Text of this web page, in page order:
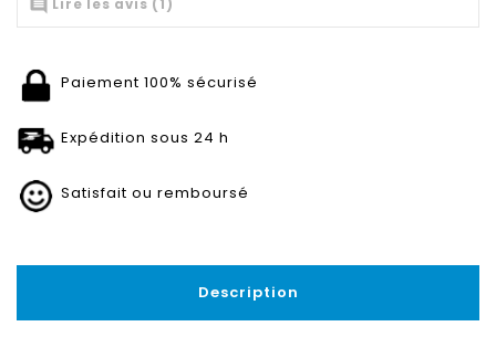
 Lire les avis (1)
Paiement 100% sécurisé
Expédition sous 24 h
Satisfait ou remboursé
Description